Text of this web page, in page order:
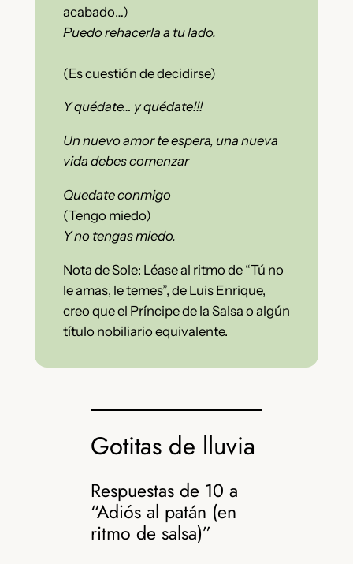
acabado…)
Puedo rehacerla a tu lado.
(Es cuestión de decidirse)
Y quédate… y quédate!!!
Un nuevo amor te espera, una nueva
vida debes comenzar
Quedate conmigo
(Tengo miedo)
Y no tengas miedo.
Nota de Sole: Léase al ritmo de “Tú no
le amas, le temes”, de Luis Enrique,
creo que el Príncipe de la Salsa o algún
título nobiliario equivalente.
Gotitas de lluvia
Respuestas de 10 a
“Adiós al patán (en
ritmo de salsa)”